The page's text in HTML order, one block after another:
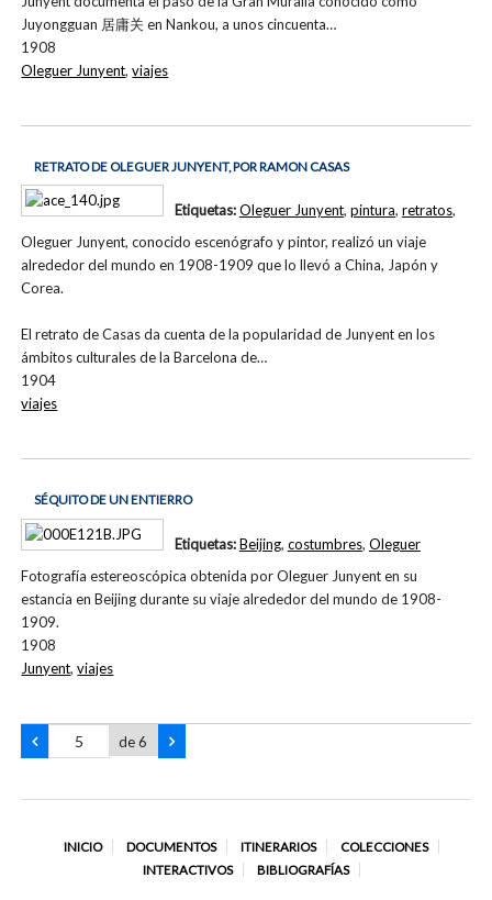
Juyongguan 居庸关 en Nankou, a unos cincuenta…
1908
Oleguer Junyent,viajes
RETRATO DE OLEGUER JUNYENT, POR RAMON CASAS
Oleguer Junyent, conocido escenógrafo y pintor, realizó un viaje
alrededor del mundo en 1908-1909 que lo llevó a China, Japón y
Corea.
El retrato de Casas da cuenta de la popularidad de Junyent en los
ámbitos culturales de la Barcelona de…
1904
Etiquetas:Oleguer Junyent, pintura, retratos,
viajes
SÉQUITO DE UN ENTIERRO
Fotografía estereoscópica obtenida por Oleguer Junyent en su
estancia en Beijing durante su viaje alrededor del mundo de 1908-
1909.
1908
Etiquetas:Beijing, costumbres, Oleguer
Junyent,viajes
de 6
INICIO DOCUMENTOS ITINERARIOS
COLECCIONES
INTERACTIVOS
BIBLIOGRAFÍAS